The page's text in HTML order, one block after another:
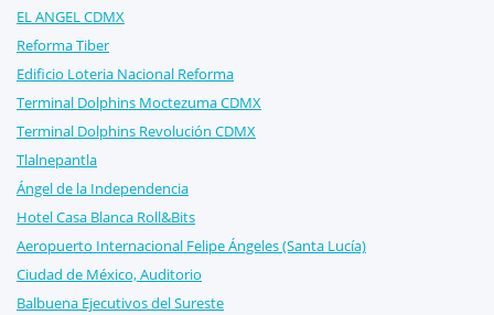
EL ANGEL CDMX
Reforma Tiber
Edificio Loteria Nacional Reforma
Terminal Dolphins Moctezuma CDMX
Terminal Dolphins Revolución CDMX
Tlalnepantla
Ángel de la Independencia
Hotel Casa Blanca Roll&Bits
Aeropuerto Internacional Felipe Ángeles (Santa Lucía)
Ciudad de México, Auditorio
Balbuena Ejecutivos del Sureste